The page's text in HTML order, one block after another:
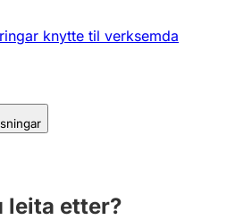
knytte til verksemda
leita etter?